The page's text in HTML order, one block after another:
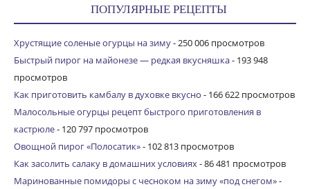
ПОПУЛЯРНЫЕ РЕЦЕПТЫ
Хрустящие соленые огурцы на зиму- 250 006 просмотров
Быстрый пирог на майонезе — редкая вкусняшка- 193 948
просмотров
Как приготовить камбалу в духовке вкусно - 166 622 просмотров
Малосольные огурцы рецепт быстрого приготовления в
кастрюле- 120 797 просмотров
Овощной пирог «Полосатик»- 102 813 просмотров
Как засолить салаку в домашних условиях- 86 481 просмотров
Маринованные помидоры с чесноком на зиму «под снегом»-